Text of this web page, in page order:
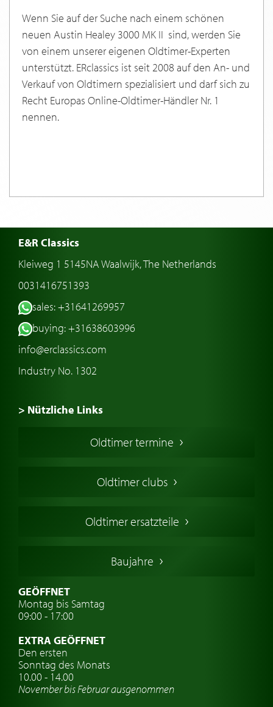
Wenn Sie auf der Suche nach einem schönen
neuen Austin Healey 3000 MK II sind, werden Sie
von einem unserer eigenen Oldtimer-Experten
unterstützt. ERclassics ist seit 2008 auf den An- und
Verkauf von Oldtimern spezialisiert und darf sich zu
Recht Europas Online-Oldtimer-Händler Nr. 1
nennen.
E&R Classics
Kleiweg 1 5145NA Waalwijk, The Netherlands
0031416751393
sales: +31641269957
buying: +31638603996
info@erclassics.com
Industry No. 1302
> Nützliche Links
Oldtimers in Europa
Englische Oldtimer
Deutsche Oldtimer
Schwedische Oldtimer
Oldtimer mit h-kennzeichen
Auto Oldtimer Markt
Oldtimer-Versicherung
Oldtimer-Clubs
Oldtimer-Reisen
Oldtimer termine
Oldtimer clubs
Oldtimer ersatzteile
Baujahre
GEÖFFNET
Montag bis Samtag
09:00 - 17:00
EXTRA GEÖFFNET
Den ersten
Sonntag des Monats
10.00 - 14.00
November bis Februar ausgenommen